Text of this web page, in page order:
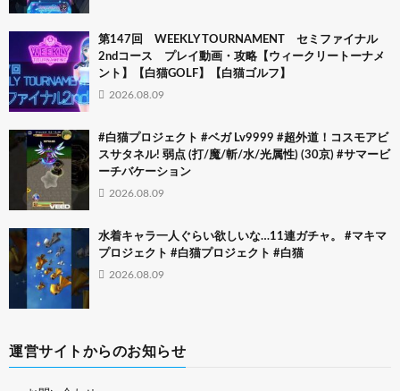
第147回 WEEKLY TOURNAMENT セミファイナル
2ndコース プレイ動画・攻略【ウィークリートーナメ
ント】【白猫GOLF】【白猫ゴルフ】
2026.08.09
#白猫プロジェクト #ベガ Lv9999 #超外道！コスモアビ
スサタネル! 弱点 (打/魔/斬/水/光属性) (30京) #サマービ
ーチバケーション
2026.08.09
水着キャラ一人ぐらい欲しいな…11連ガチャ。 #マキマ
プロジェクト #白猫プロジェクト #白猫
2026.08.09
運営サイトからのお知らせ